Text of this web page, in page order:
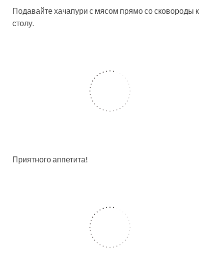
Подавайте хачапури с мясом прямо со сковороды к
столу.
Приятного аппетита!